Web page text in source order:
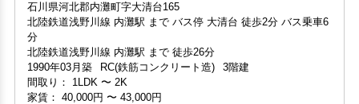
保証人不要・代行 インターネット無料 リノベーション リフォーム
家賃：40,000円 〜 43,000円
インターネット無料 リノベーション部屋有